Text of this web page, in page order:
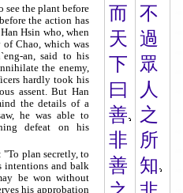
而
天
下
曰
善
非
善
不
過
眾
人
之
所
知
see the plant before
the action has
Hsin who, when
Chao, which was
an, said to his
the enemy,
hardly took his
assent. But Han
the details of a
he was able to
defeat on his
"To plan secretly, to
intentions and balk
be won without
his approbation